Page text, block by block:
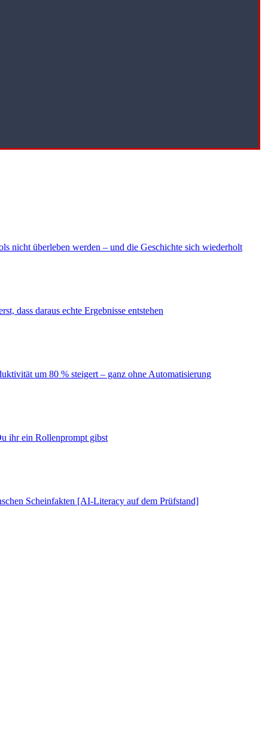
nicht überleben werden – und die Geschichte sich wiederholt
dass daraus echte Ergebnisse entstehen
um 80 % steigert – ganz ohne Automatisierung
ihr ein Rollenprompt gibst
Scheinfakten [AI-Literacy auf dem Prüfstand]